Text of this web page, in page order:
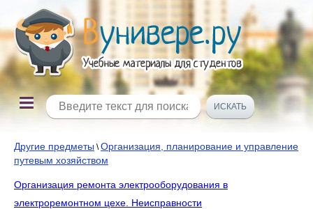
Другие предметы \Организация, планирование и управление
путевым хозяйством
Организация ремонта электрооборудования в
электроремонтном цехе. Неисправности